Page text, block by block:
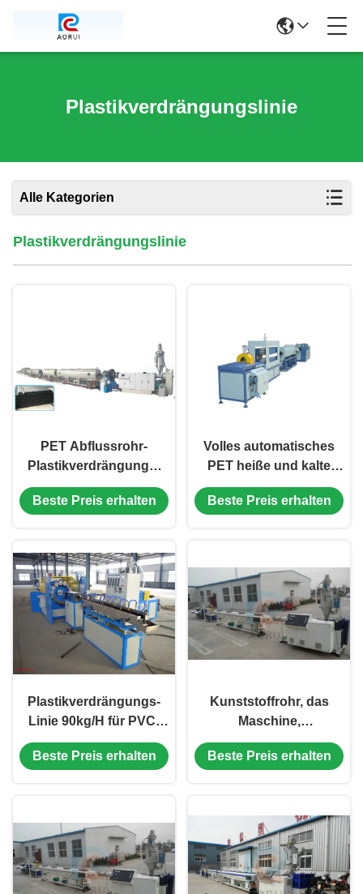
Plastikverdrängungslinie
Alle Kategorien
Plastikverdrängungslinie
PET Abflussrohr-
Plastikverdrängungs-
Linie mit
Hochgeschwindigkeitsextruder
Beste Preis erhalten
Volles automatisches
PET heiße und kalte
Wasserversorgungs-
Rohr-Fertigungsstraße
Beste Preis erhalten
Plastikverdrängungs-
Linie 90kg/H für PVC-
Faser-
Schlauch-/Schlangen-
Beste Preis erhalten
Kunststoffrohr, das
Maschine,
Hochgeschwindigkeits-
PERT-Rohr-
Beste Preis erhalten